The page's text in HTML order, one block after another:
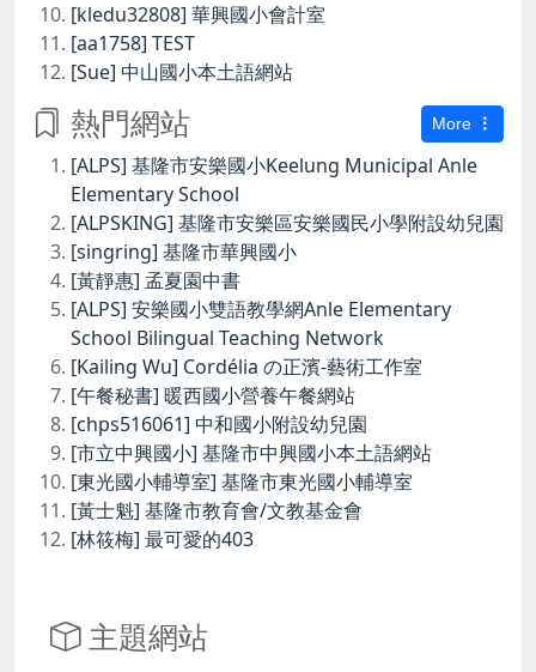
[kledu32808] 華興國小會計室
[aa1758] TEST
[Sue] 中山國小本土語網站
熱門網站 More
[ALPS] 基隆市安樂國小Keelung Municipal Anle
Elementary School
[ALPSKING] 基隆市安樂區安樂國民小學附設幼兒園
[singring] 基隆市華興國小
[黃靜惠] 孟夏園中書
[ALPS] 安樂國小雙語教學網Anle Elementary
School Bilingual Teaching Network
[Kailing Wu] Cordélia の正濱-藝術工作室
[午餐秘書] 暖西國小營養午餐網站
[chps516061] 中和國小附設幼兒園
[市立中興國小] 基隆市中興國小本土語網站
[東光國小輔導室] 基隆市東光國小輔導室
[黃士魁] 基隆市教育會/文教基金會
[林筱梅] 最可愛的403
主題網站